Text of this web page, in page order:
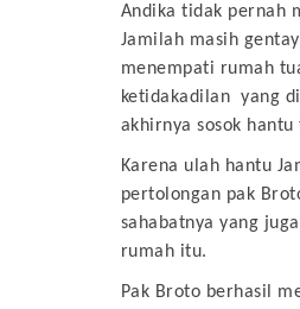
Andika tidak pernah
Jamilah masih
menempati rumah
ketidakadilan yang
akhirnya sosok
Karena ulah hantu
pertolongan pak
sahabatnya yang
rumah itu.
Pak Broto berhasil